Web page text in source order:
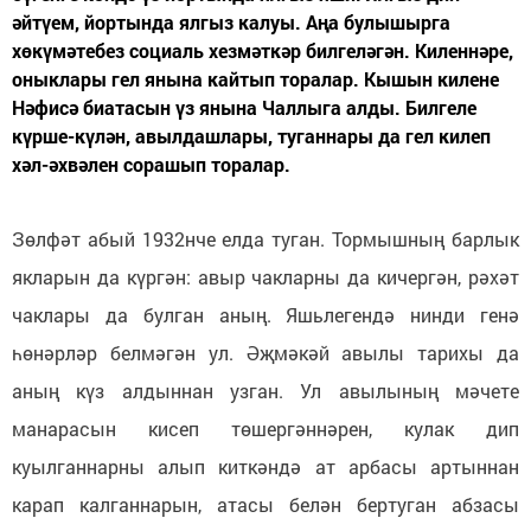
әйтүем, йортында ялгыз калуы. Аңа булышырга
хөкүмәтебез социаль хезмәткәр билгеләгән. Киленнәре,
оныклары гел янына кайтып торалар. Кышын килене
Нәфисә биатасын үз янына Чаллыга алды. Билгеле
күрше-күлән, авылдашлары, туганнары да гел килеп
хәл-әхвәлен сорашып торалар.
Зөлфәт абый 1932нче елда туган. Тормышның барлык
якларын да күргән: авыр чакларны да кичергән, рәхәт
чаклары да булган аның. Яшьлегендә нинди генә
һөнәрләр белмәгән ул. Әҗмәкәй авылы тарихы да
аның күз алдыннан узган. Ул авылының мәчете
манарасын кисеп төшергәннәрен, кулак дип
куылганнарны алып киткәндә ат арбасы артыннан
карап калганнарын, атасы белән бертуган абзасы